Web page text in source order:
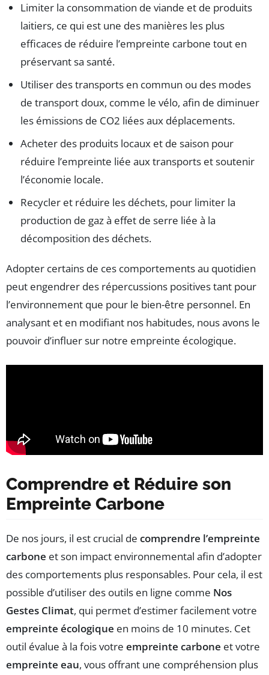
Limiter la consommation de viande et de produits
laitiers, ce qui est une des manières les plus
efficaces de réduire l’empreinte carbone tout en
préservant sa santé.
Utiliser des transports en commun ou des modes
de transport doux, comme le vélo, afin de diminuer
les émissions de CO2 liées aux déplacements.
Acheter des produits locaux et de saison pour
réduire l’empreinte liée aux transports et soutenir
l’économie locale.
Recycler et réduire les déchets, pour limiter la
production de gaz à effet de serre liée à la
décomposition des déchets.
Adopter certains de ces comportements au quotidien
peut engendrer des répercussions positives tant pour
l’environnement que pour le bien-être personnel. En
analysant et en modifiant nos habitudes, nous avons le
pouvoir d’influer sur notre empreinte écologique.
Comprendre et Réduire son
Empreinte Carbone
De nos jours, il est crucial de comprendre l’empreinte
carbone et son impact environnemental afin d’adopter
des comportements plus responsables. Pour cela, il est
possible d’utiliser des outils en ligne comme Nos
Gestes Climat, qui permet d’estimer facilement votre
empreinte écologique en moins de 10 minutes. Cet
outil évalue à la fois votre empreinte carbone et votre
empreinte eau, vous offrant une compréhension plus